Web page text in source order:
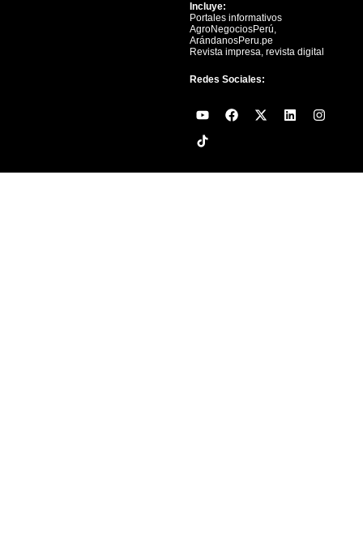
Incluye:
Portales informativos
AgroNegociosPerú,
ArándanosPeru.pe
Revista impresa, revista digital
Redes Sociales:
Y
o
u
t
b
F
a
o
X
-
t
L
i
d
I
n
g